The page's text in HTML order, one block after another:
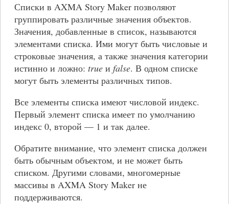
Списки в AXMA Story Maker позволяют
группировать различные значения объектов.
Значения, добавленные в список, называются
элементами списка. Ими могут быть числовые и
строковые значения, а также значения категории
истинно и ложно: trueи false. В одном списке
могут быть элементы различных типов.
Все элементы списка имеют числовой индекс.
Первый элемент списка имеет по умолчанию
индекс 0, второй — 1 и так далее.
Обратите внимание, что элемент списка должен
быть обычным объектом, и не может быть
списком. Другими словами, многомерные
массивы в AXMA Story Maker не
поддерживаются.